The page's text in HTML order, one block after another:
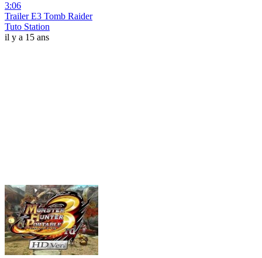
3:06
Trailer E3 Tomb Raider
Tuto Station
il y a 15 ans